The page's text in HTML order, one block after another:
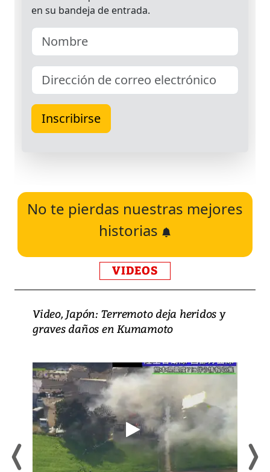
No te pierdas nuestras mejores
historias
VIDEOS
Video, Japón: Terremoto deja heridos y
graves daños en Kumamoto